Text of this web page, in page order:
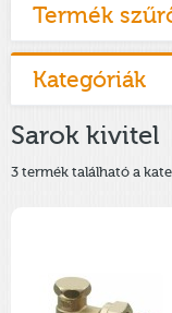
Termék
Kategóriák
Sarok kivitel
3 termék található a